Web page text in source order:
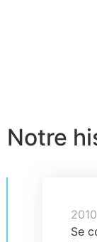
Notre
2010
Se